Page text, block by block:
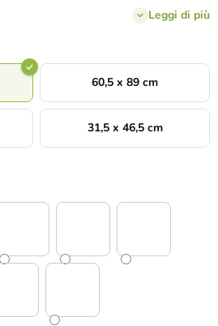
Leggi di più
60,5 x 89 cm
31,5 x 46,5 cm